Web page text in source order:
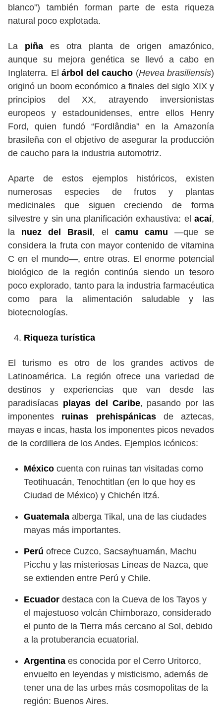
blanco”) también forman parte de esta riqueza
natural poco explotada.
La piña es otra planta de origen amazónico,
aunque su mejora genética se llevó a cabo en
Inglaterra. El árbol del caucho (Hevea brasiliensis)
originó un boom económico a finales del siglo XIX y
principios del XX, atrayendo inversionistas
europeos y estadounidenses, entre ellos Henry
Ford, quien fundó “Fordlândia” en la Amazonía
brasileña con el objetivo de asegurar la producción
de caucho para la industria automotriz.
Aparte de estos ejemplos históricos, existen
numerosas especies de frutos y plantas
medicinales que siguen creciendo de forma
silvestre y sin una planificación exhaustiva: el acaí,
la nuez del Brasil , el camu camu —que se
considera la fruta con mayor contenido de vitamina
C en el mundo—, entre otras. El enorme potencial
biológico de la región continúa siendo un tesoro
poco explorado, tanto para la industria farmacéutica
como para la alimentación saludable y las
biotecnologías.
Riqueza turística
El turismo es otro de los grandes activos de
Latinoamérica. La región ofrece una variedad de
destinos y experiencias que van desde las
paradisíacas playas del Caribe, pasando por las
imponentes ruinas prehispánicasde aztecas,
mayas e incas, hasta los imponentes picos nevados
de la cordillera de los Andes. Ejemplos icónicos:
México cuenta con ruinas tan visitadas como
Teotihuacán, Tenochtitlan (en lo que hoy es
Ciudad de México) y Chichén Itzá.
Guatemala alberga Tikal, una de las ciudades
mayas más importantes.
Perú ofrece Cuzco, Sacsayhuamán, Machu
Picchu y las misteriosas Líneas de Nazca, que
se extienden entre Perú y Chile.
Ecuador destaca con la Cueva de los Tayos y
el majestuoso volcán Chimborazo, considerado
el punto de la Tierra más cercano al Sol, debido
a la protuberancia ecuatorial.
Argentina es conocida por el Cerro Uritorco,
envuelto en leyendas y misticismo, además de
tener una de las urbes más cosmopolitas de la
región: Buenos Aires.